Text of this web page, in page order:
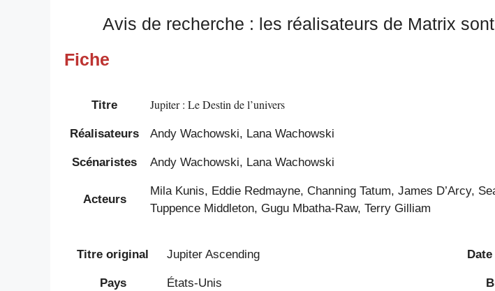
Avis de recherche : les réalisateurs de Matrix
Fiche
Titre Jupiter : Le Destin de l’univers
Réalisateurs Andy Wachowski, Lana Wachowski
Scénaristes Andy Wachowski, Lana Wachowski
Acteurs
Mila Kunis, Eddie Redmayne, Channing Tatum, James D’Arcy,
Tuppence Middleton, Gugu Mbatha-Raw, Terry Gilliam
Titre original Jupiter Ascending
Pays États-Unis